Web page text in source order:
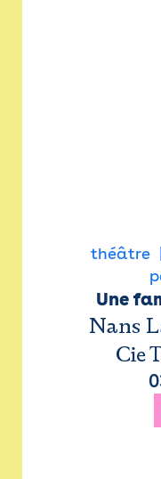
théâtre
Une
Nans
Cie